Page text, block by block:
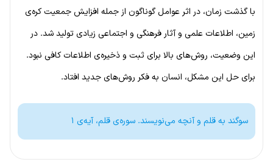
با گذشت زمان، در اثر عوامل گوناگون از جمله افزایش جمعیت کره‌ی
زمین، اطلاعات علمی و آثار فرهنگی و اجتماعی زیادی تولید شد. در
این وضعیت، روش‌های بالا برای ثبت و ذخیره‌ی اطلاعات کافی نبود.
برای حل این مشکل، انسان به فکر روش‌های جدید افتاد.
سوگند به قلم و آنچه می‌نویسند. سوره‌ی قلم، آیه‌ی ۱